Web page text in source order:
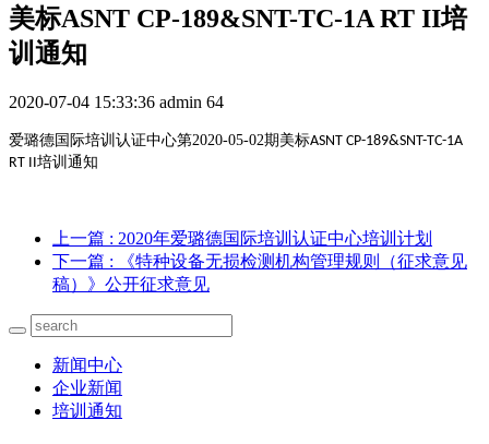
美标ASNT CP-189&SNT-TC-1A RT II培
训通知
2020-07-04 15:33:36 admin 64
爱璐德国际培训认证中心第2020-05-02期美标ASNT CP-189&SNT-TC-1A
RT II培训通知
上一篇 : 2020年爱璐德国际培训认证中心培训计划
下一篇 : 《特种设备无损检测机构管理规则（征求意见
稿）》公开征求意见
新闻中心
企业新闻
培训通知